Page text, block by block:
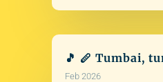
🎵 🪈 Tumbai,
Feb 2026